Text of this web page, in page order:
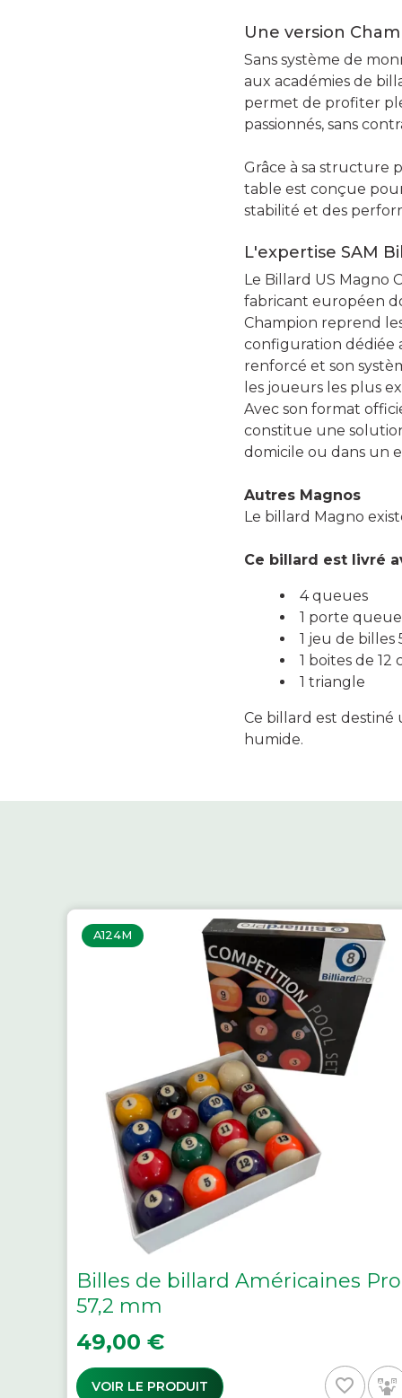
Une version
Sans système de
aux académies de
permet de profiter
passionnés, sans
Grâce à sa structure
table est conçue
stabilité et des
L'expertise SAM
Le Billard US Magno
fabricant européen
Champion reprend
configuration dédiée
renforcé et son
les joueurs les plus
Avec son format
constitue une
domicile ou dans un
Autres Magnos
Le billard Magno
Ce billard est livré
4 queues
1 porte
1 jeu de billes
1 boites de 12
1 triangle
Ce billard est
humide.
A124M
Billes de billard Américaines Pro
57,2 mm
Prix
49,00 €
VOIR LE PRODUIT favorite_border